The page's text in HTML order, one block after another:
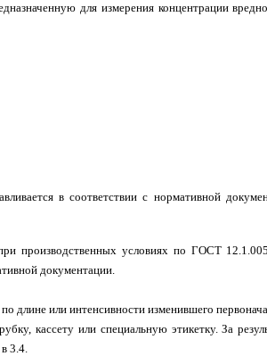
для измерения концентрации
в соответствии с нормативной
производственных условиях по ГОСТ
документации.
длине или интенсивности изменившего
кассету или специальную этикетку. За
3.4.